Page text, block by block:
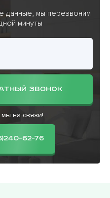
данные, мы перезвоним
минуты
ЗВОНОК
на связи!
62-76